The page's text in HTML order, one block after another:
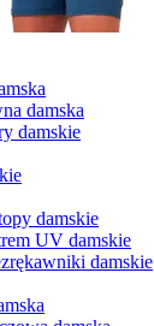
damska
damskie
damskie
UV damskie
damskie